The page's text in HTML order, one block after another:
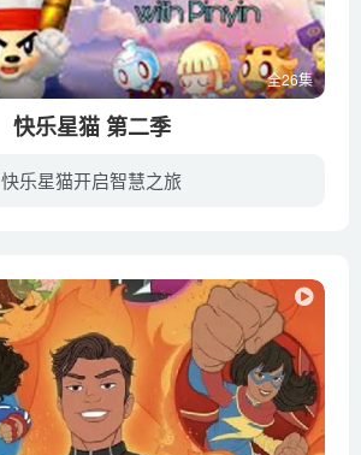
全26集
快乐星猫 第二季
快乐星猫开启智慧之旅